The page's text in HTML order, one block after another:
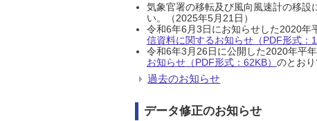
気象官署の移転及び風向風速計の移設
い。（2025年5月21日）
令和6年6月3日にお知らせした2020年
信資料に関するお知らせ（PDF形式：
令和6年3月26日に公開した2020年平
お知らせ（PDF形式：62KB） のとおり
過去のお知らせ
データ修正のお知らせ